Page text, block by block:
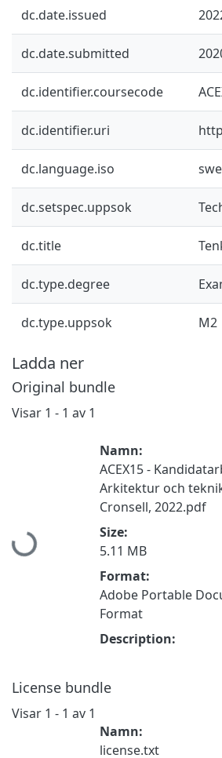
dc.date.issued
dc.date.submitted
dc.identifier.coursecode
dc.identifier.uri
dc.language.iso swe
dc.setspec.uppsok
dc.title
dc.type.degree
dc.type.uppsok M2
Ladda ner
Original bundle
Visar 1 - 1 av 1
Hämtar...
Namn:
ACEX15 -
Arkitektur och
Cronsell, 2022.pdf
Size:
5.11 MB
Format:
Adobe Portable
Format
Description:
License bundle
Visar 1 - 1 av 1
Namn:
license.txt